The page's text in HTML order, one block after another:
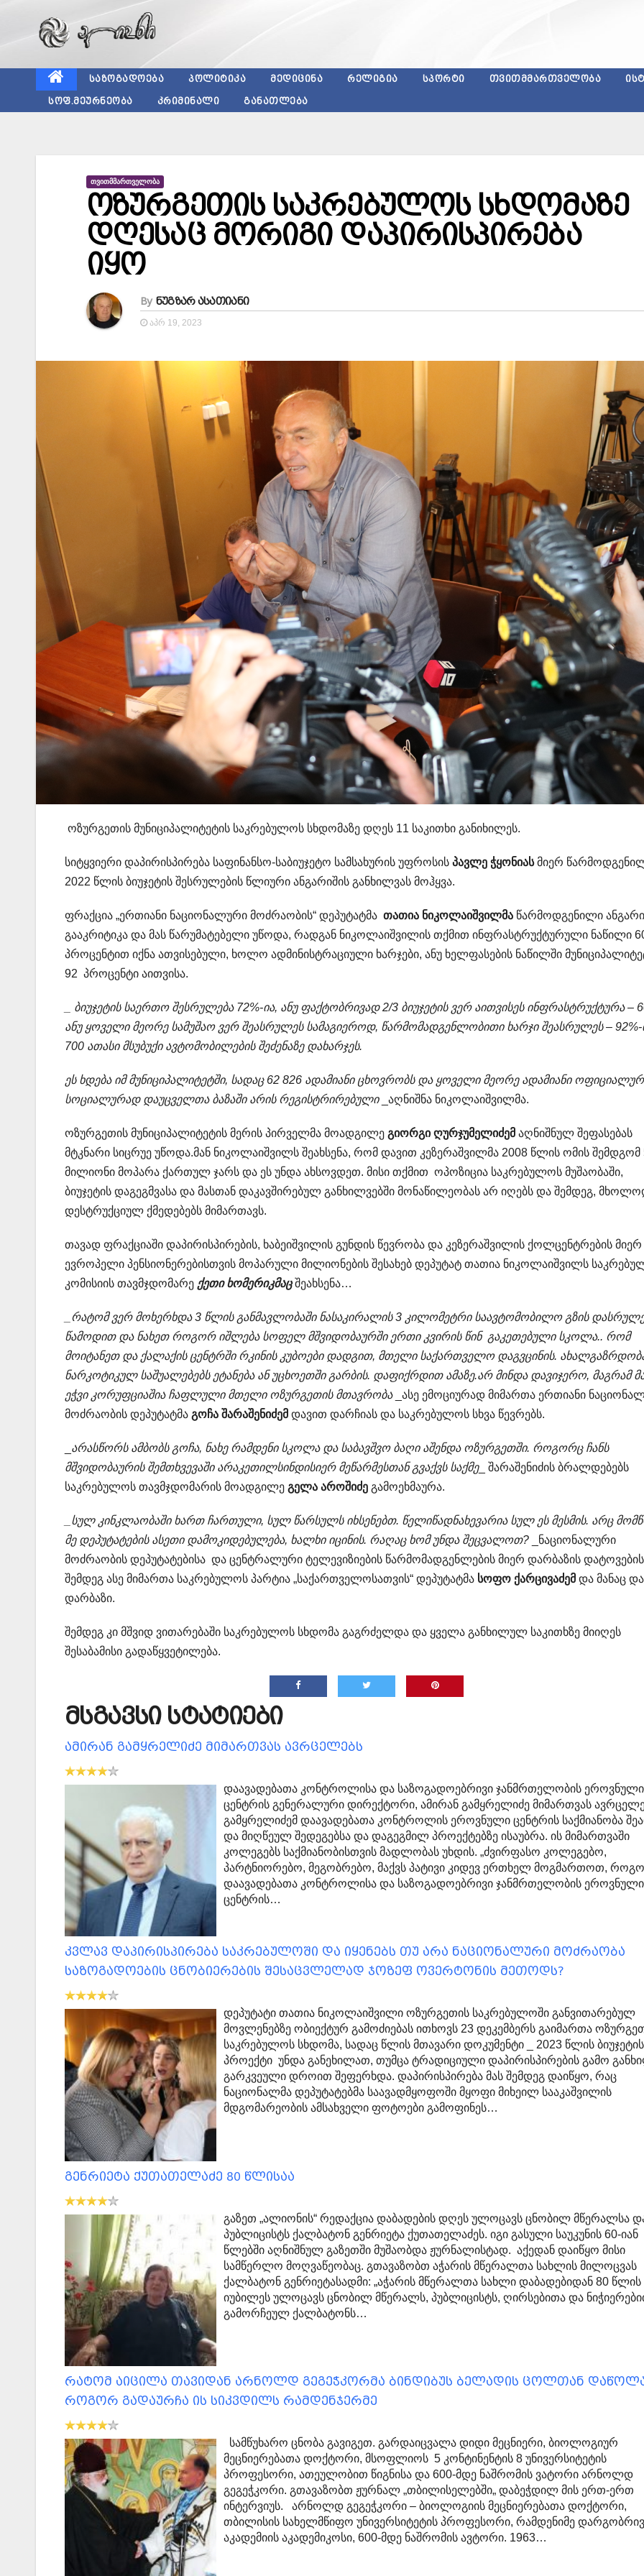
ᲡᲐᲖᲝᲒᲐᲓᲝᲔᲑᲐ ᲞᲝᲚᲘᲢᲘᲙᲐ ᲛᲔᲓᲘᲪᲘᲜᲐ ᲠᲔᲚᲘᲒᲘᲐ ᲡᲞᲝᲠᲢᲘ ᲗᲕᲘᲗᲛᲛᲐᲠᲗᲕᲔᲚᲝᲑᲐ
ᲡᲝᲤ.ᲛᲔᲣᲠᲜᲔᲝᲑᲐ ᲙᲠᲘᲛᲘᲜᲐᲚᲘ ᲒᲐᲜᲐᲗᲚᲔᲑᲐ
ᲗᲕᲘᲗᲛᲛᲐᲠᲗᲕᲔᲚᲝᲑᲐ
ოზურგეთის საკრებულოს სხდომაზე
დღესაც მორიგი დაპირისპირება
იყო
By ნუგზარ ასათიანი
ᲐᲞᲠ 19, 2023
ოზურგეთის მუნიციპალიტეტის საკრებულოს სხდომაზე დღეს 11 საკითხი განიხილეს.
სიტყვიერი დაპირისპირება საფინანსო-საბიუჯეტო სამსახურის უფროსის პავლე ჭყონიასმიერ
2022 წლის ბიუჯეტის შესრულების წლიური ანგარიშის განხილვას მოჰყვა.
ფრაქცია „ერთიანი ნაციონალური მოძრაობის“ დეპუტატმა თათია ნიკოლაიშვილმა წარმოდგენილი
გააკრიტიკა და მას წარუმატებელი უწოდა, რადგან ნიკოლაიშვილის თქმით ინფრასტრუქტურული ნაწილი
პროცენტით იქნა ათვისებული, ხოლო ადმინისტრაციული ხარჯები, ანუ ხელფასების ნაწილში
92 პროცენტი აითვისა.
_ ბიუჯეტის საერთო შესრულება 72%-ია, ანუ ფაქტობრივად 2/3 ბიუჯეტის ვერ აითვისეს ინფრასტრუქტურა –
ანუ ყოველი მეორე სამუშაო ვერ შეასრულეს სამაგიეროდ, წარმომადგენლობითი ხარჯი შეასრულეს –
700 ათასი მსუბუქი ავტომობილების შეძენაზე დახარჯეს.
ეს ხდება იმ მუნიციპალიტეტში, სადაც 62 826 ადამიანი ცხოვრობს და ყოველი მეორე ადამიანი
სოციალურად დაუცველთა ბაზაში არის რეგისტრირებული_აღნიშნა ნიკოლაიშვილმა.
ოზურგეთის მუნიციპალიტეტის მერის პირველმა მოადგილე გიორგი ღურჯუმელიძემ აღნიშნულ შეფასებას
მტკნარი სიცრუე უწოდა.მან ნიკოლაიშვილს შეახსენა, რომ დავით კეზერაშვილმა 2008 წლის ომის შემდგომ
მილიონი მოპარა ქართულ ჯარს და ეს უნდა ახსოვდეთ. მისი თქმით ოპოზიცია საკრებულოს მუშაობაში,
ბიუჯეტის დაგეგმვასა და მასთან დაკავშირებულ განხილვებში მონაწილეობას არ იღებს და შემდეგ,
დესტრუქციულ ქმედებებს მიმართავს.
თავად ფრაქციაში დაპირისპირების, ხაბეიშვილის გუნდის წევრობა და კეზერაშვილის ქოლცენტრების მიერ
ევროპელი პენსიონერებისთვის მოპარული მილიონების შესახებ დეპუტატ თათია ნიკოლაიშვილს
კომისიის თავმჯდომარე ქეთი ხომერიკმაც შეახსენა…
_რატომ ვერ მოხერხდა 3 წლის განმავლობაში ნასაკირალის 3 კილომეტრი საავტომობილო გზის
წამოდით და ნახეთ როგორ იშლება სოფელ მშვიდობაურში ერთი კვირის წინ გაკეთებული სკოლა.. რომ
მოიტანეთ და ქალაქის ცენტრში რკინის კუბოები დადგით, მთელი საქართველო დაგვცინის.
ნარკოტიკულ საშუალებებს ეტანება ან უცხოეთში გარბის. დაფიქრდით ამაზე.არ მინდა დავიჯერო, მაგრამ
ეჭვი კორუფციაშია ჩაფლული მთელი ოზურგეთის მთავრობა_ასე ემოციურად მიმართა ერთიანი
მოძრაობის დეპუტატმა გოჩა შარაშენიძემ დავით დარჩიას და საკრებულოს სხვა წევრებს.
არასწორს ამბობს გოჩა, ნახე რამდენი სკოლა და საბავშვო ბაღი აშენდა ოზურგეთში. როგორც ჩანს
მშვიდობაურის შემთხვევაში არაკეთილსინდისიერ მეწარმესთან გვაქვს საქმე_ შარაშენიძის ბრალდებებს
საკრებულოს თავმჯდომარის მოადგილე გელა აროშიძე გამოეხმაურა.
_სულ კინკლაობაში ხართ ჩართული, სულ წარსულს იხსენებთ. წელიწადნახევარია სულ ეს მესმის. არც
მე დეპუტატების ასეთი დამოკიდებულება, ხალხი იცინის. რაღაც ხომ უნდა შეცვალოთ? _ნაციონალური
მოძრაობის დეპუტატებისა და ცენტრალური ტელევიზიების წარმომადგენლების მიერ დარბაზის დატოვების
შემდეგ ასე მიმართა საკრებულოს პარტია „საქართველოსათვის“ დეპუტატმა სოფო ქარცივაძემ და მანაც
დარბაზი.
შემდეგ კი მშვიდ ვითარებაში საკრებულოს სხდომა გაგრძელდა და ყველა განხილულ საკითხზე მიიღეს
შესაბამისი გადაწყვეტილება.
მსგავსი სტატიები
ამირან გამყრელიძე მიმართვას ავრცელებს
დაავადებათა კონტროლისა და საზოგადოებრივი ჯანმრთელობის ეროვნული
ცენტრის გენერალური დირექტორი, ამირან გამყრელიძე მიმართვას
გამყრელიძემ დაავადებათა კონტროლის ეროვნული ცენტრის საქმიანობა
და მიღწეულ შედეგებსა და დაგეგმილ პროექტებზე ისაუბრა. ის მიმართვაში
კოლეგებს საქმიანობისთვის მადლობას უხდის. „ძვირფასო კოლეგებო,
პარტნიორებო, მეგობრებო, მაქვს პატივი კიდევ ერთხელ მოგმართოთ,
დაავადებათა კონტროლისა და საზოგადოებრივი ჯანმრთელობის ეროვნული
ცენტრის…
კვლავ დაპირისპირება საკრებულოში და იყენებს თუ არა ნაციონალური მოძრაობა
საზოგადოების ცნობიერების შესაცვლელად ჯოზეფ ოვერტონის მეთოდს?
დეპუტატი თათია ნიკოლაიშვილი ოზურგეთის საკრებულოში განვითარებულ
მოვლენებზე ობიექტურ გამოძიებას ითხოვს 23 დეკემბერს გაიმართა
საკრებულოს სხდომა, სადაც წლის მთავარი დოკუმენტი _ 2023 წლის ბიუჯეტის
პროექტი უნდა განეხილათ, თუმცა ტრადიციული დაპირისპირების გამო
გარკვეული დროით შეფერხდა. დაპირისპირება მას შემდეგ დაიწყო, რაც
ნაციონალმა დეპუტატებმა საავადმყოფოში მყოფი მიხეილ სააკაშვილის
მდგომარეობის ამსახველი ფოტოები გამოფინეს…
გენრიეტა ქუთათელაძე 80 წლისაა
გაზეთ „ალიონის“ რედაქცია დაბადების დღეს ულოცავს ცნობილ მწერალსა
პუბლიცისტს ქალბატონ გენრიეტა ქუთათელაძეს. იგი გასული საუკუნის 60-იან
წლებში აღნიშნულ გაზეთში მუშაობდა ჟურნალისტად. აქედან დაიწყო მისი
სამწერლო მოღვაწეობაც. გთავაზობთ აჭარის მწერალთა სახლის მილოცვას
ქალბატონ გენრიეტასადმი: „აჭარის მწერალთა სახლი დაბადებიდან 80 წლის
იუბილეს ულოცავს ცნობილ მწერალს, პუბლიცისტს, ღირსებითა და
გამორჩეულ ქალბატონს…
რატომ აიცილა თავიდან არნოლდ გეგეჭკორმა ბინდიბუს ბელადის ცოლთან
როგორ გადაურჩა ის სიკვდილს რამდენჯერმე
სამწუხარო ცნობა გავიგეთ. გარდაიცვალა დიდი მეცნიერი, ბიოლოგიურ
მეცნიერებათა დოქტორი, მსოფლიოს 5 კონტინენტის 8 უნივერსიტეტის
პროფესორი, ათეულობით წიგნისა და 600-მდე ნაშრომის ვატორი არნოლდ
გეგეჭკორი. გთავაზობთ ჟურნალ „თბილისელებში„ დაბეჭდილ მის ერთ-ერთ
ინტერვიუს. არნოლდ გეგეჭკორი – ბიოლოგიის მეცნიერებათა დოქტორი,
თბილისის სახელმწიფო უნივერსიტეტის პროფესორი, რამდენიმე
აკადემიის აკადემიკოსი, 600-მდე ნაშრომის ავტორი. 1963…